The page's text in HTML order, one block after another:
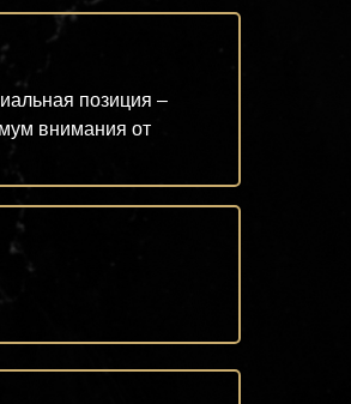
позиция –
внимания от